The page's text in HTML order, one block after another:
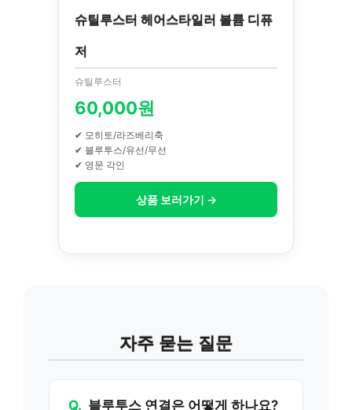
슈틸루스터 헤어스타일러 볼륨 디퓨
저
슈틸루스터
60,000원
✔ 모히토/라즈베리축
✔ 블루투스/유선/무선
✔ 영문 각인
상품 보러가기 →
자주 묻는 질문
Q. 블루투스 연결은 어떻게 하나요?